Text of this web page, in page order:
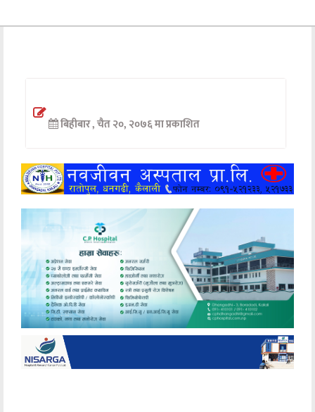
अन्तर्वार्ता
खेलकुद
मनोरञ्जन
अन्य
बिहीबार , चैत २०, २०७६ मा प्रकाशित